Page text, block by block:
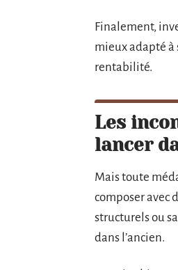
Finalement,
mieux adapté à
rentabilité.
Les
lancer
Mais toute
composer avec
structurels ou
dans l’ancien.